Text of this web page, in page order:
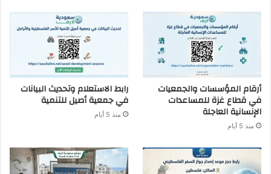
أرقام المؤسسات والجمعيات
في قطاع غزة للمساعدات
الإنسانية العاجلة
منذ 5 أيام
رابط الاستعلام وتحديث البيانات
في جمعية أصيل للتنمية
منذ 5 أيام